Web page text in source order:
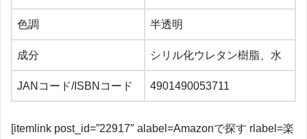
色調 半透明
成分 シリル化ウレタン樹脂、水
JANコード/ISBNコード 4901490053711
[itemlink post_id=”22917″ alabel=Amazonで探す rlabel=楽